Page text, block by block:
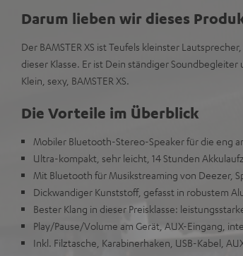
Darum lieben wir dieses
Der BAMSTER XS ist Teufels kleinster
dieser Klasse. Er ist Dein ständiger
Klein, sexy, BAMSTER XS.
Die Vorteile im Überblick
Mobiler Bluetooth-Stereo-Speaker für die eng
Ultra-kompakt, sehr leicht, 14 Stunden
Mit Bluetooth für Musikstreaming von Deezer,
Dickwandiger Kunststoff, gefasst in robustem
Bester Klang in dieser Preisklasse:
Play/Pause/Volume am Gerät, AUX-Eingang,
Inkl. Filztasche, Karabinerhaken, USB-Kabel,